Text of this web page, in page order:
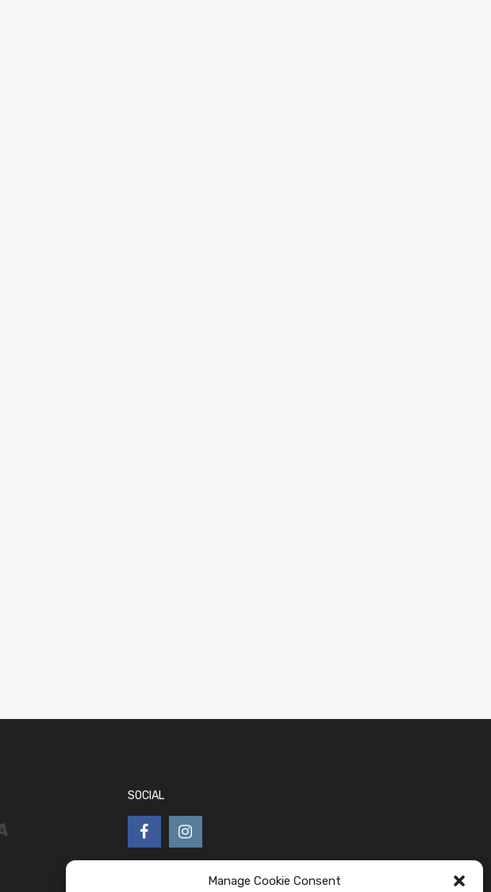
Manage Cookie Consent
SOCIAL